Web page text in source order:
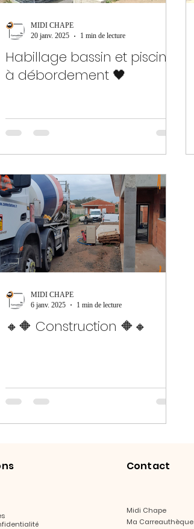
Habillage bassin et piscine
à débordement 🖤
MIDI CHAPE
20 janv. 2025
1 min de lecture
🔸🔶 Construction 🔶🔸
MIDI CHAPE
6 janv. 2025
1 min de lecture
Contact
Midi Chape
Ma Carreauthèque